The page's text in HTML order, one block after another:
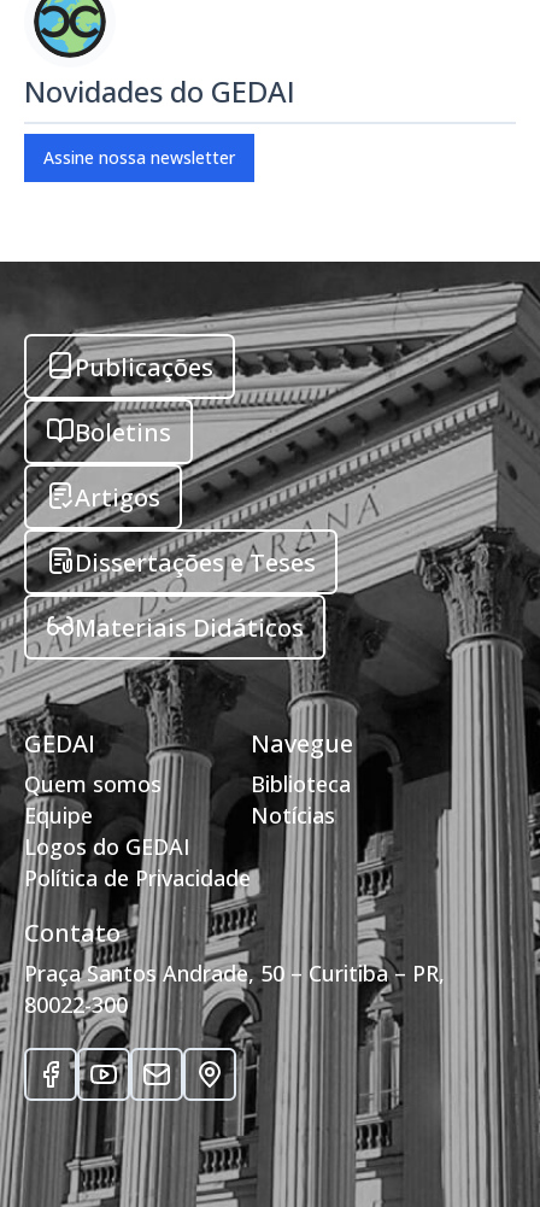
Novidades do GEDAI
Assine nossa newsletter
Publicações
Boletins
Artigos
Dissertações e Teses
Materiais Didáticos
GEDAI
Quem somos
Equipe
Logos do GEDAI
Política de Privacidade
Navegue
Biblioteca
Notícias
Contato
Praça Santos Andrade, 50 – Curitiba – PR,
80022-300